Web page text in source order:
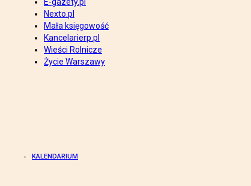
Nexto.pl
Mała księgowość
Kancelarierp.pl
Wieści Rolnicze
Życie Warszawy
KALENDARIUM